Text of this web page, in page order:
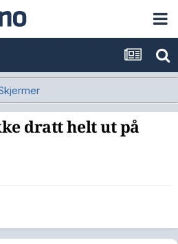
dratt helt ut på